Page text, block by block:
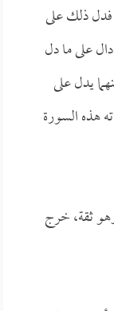
ذلك على
على ما دل
يدل على
هذه السورة
ثقة، خرج